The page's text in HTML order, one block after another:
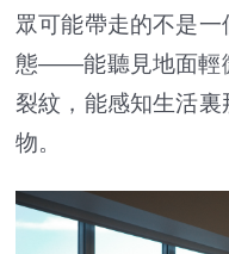
眾可能帶走的不是
態——能聽見地面輕
裂紋，能感知生活
物。